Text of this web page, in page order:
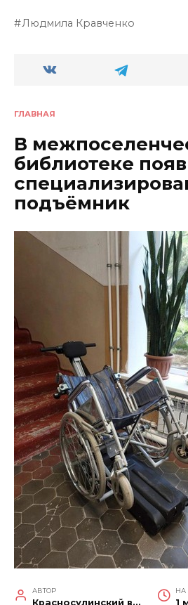
Людмила Кравченко
ГЛАВНАЯ
В
библиотеке
подъёмник
АВТОР
Красносулинский вестник
НА
1